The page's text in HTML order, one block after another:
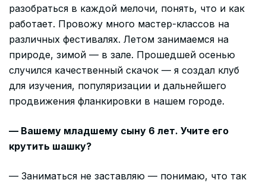
разобраться в каждой мелочи, понять, что и как
работает. Провожу много мастер-классов на
различных фестивалях. Летом занимаемся на
природе, зимой — в зале. Прошедшей осенью
случился качественный скачок — я создал клуб
для изучения, популяризации и дальнейшего
продвижения фланкировки в нашем городе.
— Вашему младшему сыну 6 лет. Учите его
крутить шашку?
— Заниматься не заставляю — понимаю, что так